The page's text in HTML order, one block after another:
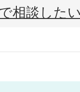
相談した